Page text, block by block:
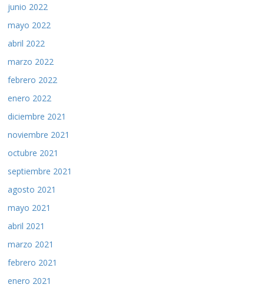
junio 2022
mayo 2022
abril 2022
marzo 2022
febrero 2022
enero 2022
diciembre 2021
noviembre 2021
octubre 2021
septiembre 2021
agosto 2021
mayo 2021
abril 2021
marzo 2021
febrero 2021
enero 2021